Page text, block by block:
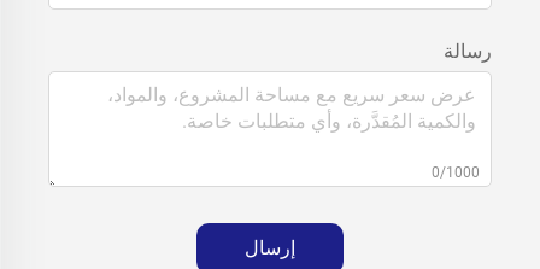
رسالة
0/1000
إرسال